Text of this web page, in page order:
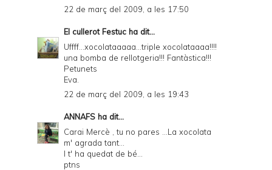
22 de març del 2009, a les 17:50
El cullerot Festuc ha dit...
Uffff...xocolataaaaa...triple xocolataaaa!!!!
una bomba de rellotgeria!!! Fantàstica!!!
Petunets
Eva.
22 de març del 2009, a les 19:43
ANNAFS ha dit...
Carai Mercè , tu no pares ...La xocolata
m' agrada tant...
I t' ha quedat de bé...
ptns